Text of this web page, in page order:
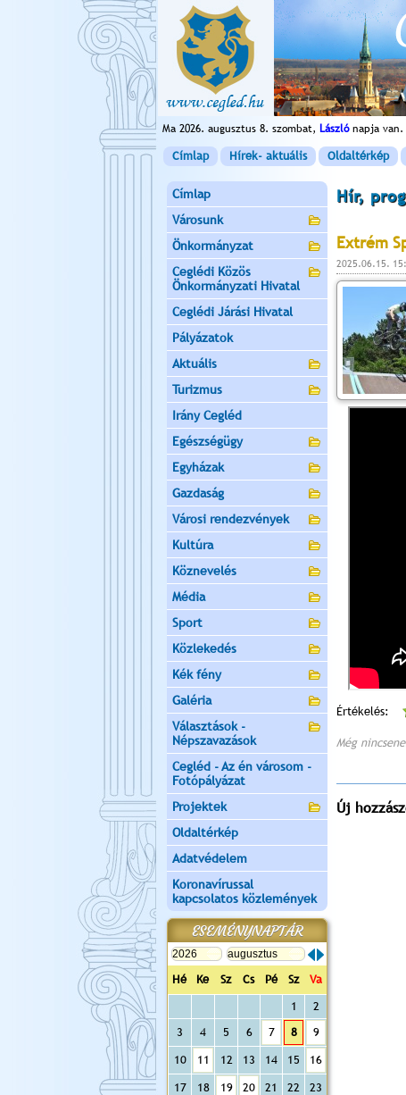
Ma 2026. augusztus 8. szombat, Lászlónapja van.
Címlap Hírek- aktuális Oldaltérkép
Címlap
Városunk
Önkormányzat
Ceglédi Közös
Önkormányzati Hivatal
Ceglédi Járási Hivatal
Pályázatok
Aktuális
Turizmus
Irány Cegléd
Egészségügy
Egyházak
Gazdaság
Városi rendezvények
Kultúra
Köznevelés
Média
Sport
Közlekedés
Kék fény
Galéria
Választások -
Népszavazások
Cegléd - Az én városom -
Fotópályázat
Projektek
Oldaltérkép
Adatvédelem
Koronavírussal
kapcsolatos közlemények
ESEMÉNYNAPTÁR
Hé Ke Sz Cs Pé Sz
Va
1
2
3
4 5 6 7 8 9
10 11 12 13 14 15 16
17 18 19 20 21 22
23
Hír,
Extrém
2025.06.15.
Értékelés:
Még
Új